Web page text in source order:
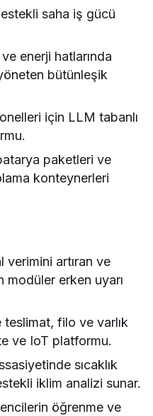
saha iş gücü
enerji hatlarında
bütünleşik
için LLM tabanlı
paketleri ve
konteynerleri
verimini artıran ve
modüler erken uyarı
filo ve varlık
ve IoT platformu.
sıcaklık
iklim analizi sunar.
öğrenme ve